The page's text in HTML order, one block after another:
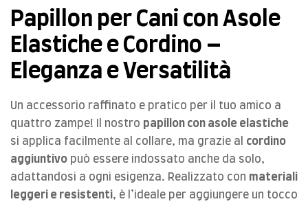
Papillon per Cani con Asole
Elastiche e Cordino –
Eleganza e Versatilità
Un accessorio raffinato e pratico per il tuo amico a
quattro zampe! Il nostro papillon con asole elastiche
si applica facilmente al collare, ma grazie al cordino
aggiuntivo può essere indossato anche da solo,
adattandosi a ogni esigenza. Realizzato con materiali
leggeri e resistenti, è l’ideale per aggiungere un tocco